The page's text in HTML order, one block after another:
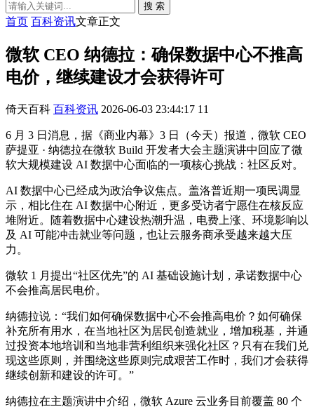
搜 索
首页 百科资讯文章正文
微软 CEO 纳德拉：确保数据中心不推高
电价，继续建设才会获得许可
倚天百科 百科资讯 2026-06-03 23:44:17 11
6 月 3 日消息，据《商业内幕》3 日（今天）报道，微软 CEO
萨提亚 · 纳德拉在微软 Build 开发者大会主题演讲中回应了微
软大规模建设 AI 数据中心面临的一项核心挑战：社区反对。
AI 数据中心已经成为政治争议焦点。盖洛普近期一项民调显
示，相比住在 AI 数据中心附近，更多受访者宁愿住在核反应
堆附近。随着数据中心建设热潮升温，电费上涨、环境影响以
及 AI 可能冲击就业等问题，也让云服务商承受越来越大压
力。
微软 1 月提出“社区优先”的 AI 基础设施计划，承诺数据中心
不会推高居民电价。
纳德拉说：“我们如何确保数据中心不会推高电价？如何确保
补充所有用水，在当地社区为居民创造就业，增加税基，并通
过投资本地培训和当地非营利组织来强化社区？只有在我们兑
现这些原则，并围绕这些原则完成艰苦工作时，我们才会获得
继续创新和建设的许可。”
纳德拉在主题演讲中介绍，微软 Azure 云业务目前覆盖 80 个